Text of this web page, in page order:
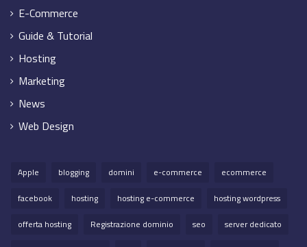
E-Commerce
Guide & Tutorial
Hosting
Marketing
News
Web Design
Apple blogging domini e-commerce
ecommerce
facebook
hosting hosting e-commerce
hosting wordpress
offerta hosting
Registrazione dominio seo
server dedicato